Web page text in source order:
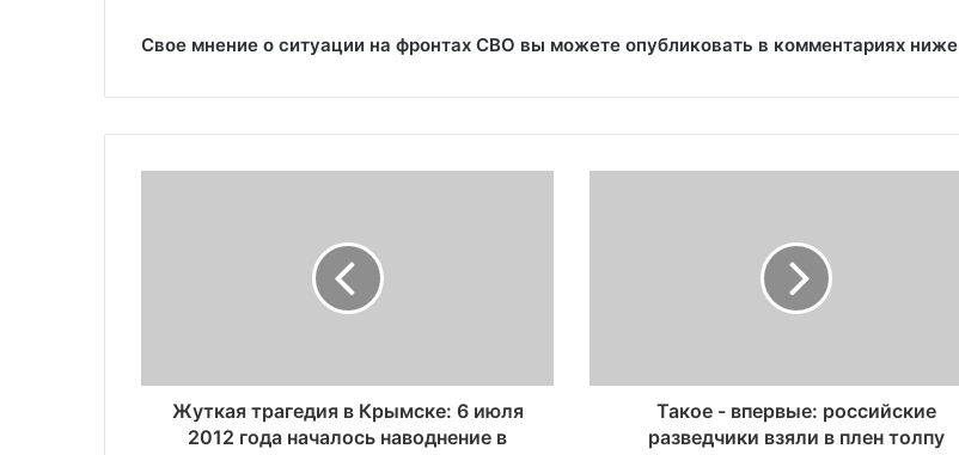
Свое мнение о ситуации на фронтах СВО вы можете опубликовать в комментариях ниже
Жуткая трагедия в Крымске: 6 июля
2012 года началось наводнение в
Такое - впервые: российские
разведчики взяли в плен толпу